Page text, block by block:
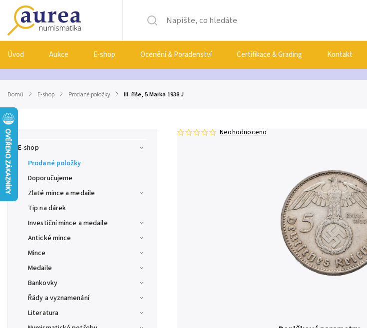
Úvod Aukce E-shop Ocenění & Poradenství Certifikace & Grading Kontakt
Domů / E-shop / Prodané položky / III. říše, 5 Marka 1938 J
E-shop
Prodané položky
Doporučujeme
Zlaté mince a medaile
Tip na dárek
Investiční mince a medaile
Antické mince
Mince
Medaile
Bankovky
Řády a vyznamenání
Literatura
Neohodnoceno